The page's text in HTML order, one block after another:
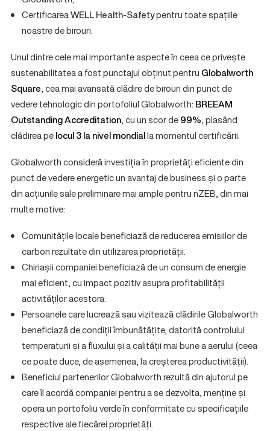
CertificareaWELL Health-Safetypentru toate spațiile
noastre de birouri.
Unul dintre cele mai importante aspecte în ceea ce privește
sustenabilitatea a fost punctajul obținut pentru Globalworth
Square, cea mai avansată clădire de birouri din punct de
vedere tehnologic din portofoliul Globalworth: BREEAM
Outstanding Accreditation, cu un scor de99%, plasând
clădirea pelocul 3 la nivel mondialla momentul certificării.
Globalworth consideră investiția în proprietăți eficiente din
punct de vedere energetic un avantaj de business și o parte
din acțiunile sale preliminare mai ample pentru nZEB, din mai
multe motive:
Comunitățile locale beneficiază de reducerea emisiilor de
carbon rezultate din utilizarea proprietății.
Chiriașii companiei beneficiază de un consum de energie
mai eficient, cu impact pozitiv asupra profitabilității
activităților acestora.
Persoanele care lucrează sau vizitează clădirile Globalworth
beneficiază de condiții îmbunătățite, datorită controlului
temperaturii și a fluxului și a calității mai bune a aerului (ceea
ce poate duce, de asemenea, la creșterea productivității).
Beneficiul partenerilor Globalworth rezultă din ajutorul pe
care îl acordă companiei pentru a se dezvolta, menține și
opera un portofoliu verde în conformitate cu specificațiile
respective ale fiecărei proprietăți.